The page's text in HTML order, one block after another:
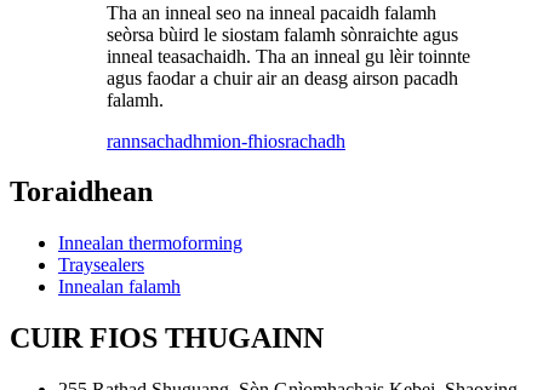
Tha an inneal seo na inneal pacaidh falamh
seòrsa bùird le siostam falamh sònraichte agus
inneal teasachaidh. Tha an inneal gu lèir toinnte
agus faodar a chuir air an deasg airson pacadh
falamh.
rannsachadhmion-fhiosrachadh
Toraidhean
Innealan thermoforming
Traysealers
Innealan falamh
CUIR FIOS THUGAINN